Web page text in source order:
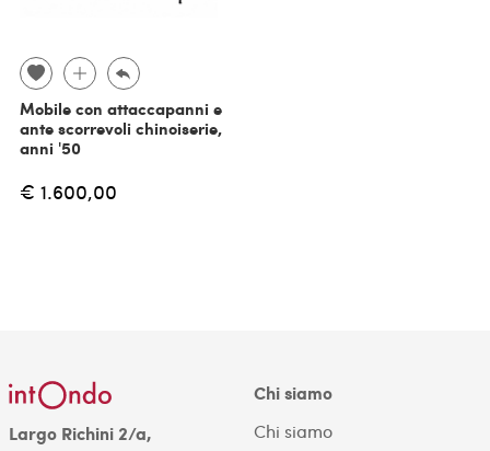
Mobile con attaccapanni e
ante scorrevoli chinoiserie,
anni '50
€ 1.600,00
Largo Richini 2/a,
Chi siamo
Chi siamo